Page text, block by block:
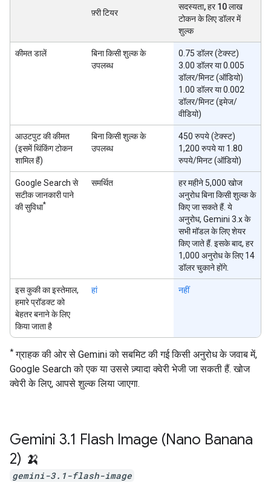
फ़्री टियर
सदस्यता, हर 10 लाख
टोकन के लिए डॉलर में
शुल्क
कीमत डालें
बिना किसी शुल्क के
उपलब्ध
0.75 डॉलर (टेक्स्ट)
3.00 डॉलर या 0.005
डॉलर/मिनट (ऑडियो)
1.00 डॉलर या 0.002
डॉलर/मिनट (इमेज/
वीडियो)
आउटपुट की कीमत
(इसमें थिंकिंग टोकन
शामिल हैं)
बिना किसी शुल्क के
उपलब्ध
450 रुपये (टेक्स्ट)
1,200 रुपये या 1.80
रुपये/मिनट (ऑडियो)
Google Search से
सटीक जानकारी पाने
की सुविधा*
समर्थित
हर महीने 5,000 खोज
अनुरोध बिना किसी शुल्क के
किए जा सकते हैं. ये
अनुरोध, Gemini 3.x के
सभी मॉडल के लिए शेयर
किए जाते हैं. इसके बाद, हर
1,000 अनुरोध के लिए 14
डॉलर चुकाने होंगे.
इस कुकी का इस्तेमाल,
हमारे प्रॉडक्ट को
बेहतर बनाने के लिए
किया जाता है
हां नहीं
* ग्राहक की ओर से Gemini को सबमिट की गई किसी अनुरोध के जवाब में,
Google Search को एक या उससे ज़्यादा क्वेरी भेजी जा सकती हैं. खोज
क्वेरी के लिए, आपसे शुल्क लिया जाएगा.
Gemini 3.1 Flash Image (Nano Banana
2) 🍌
gemini-3.1-flash-image